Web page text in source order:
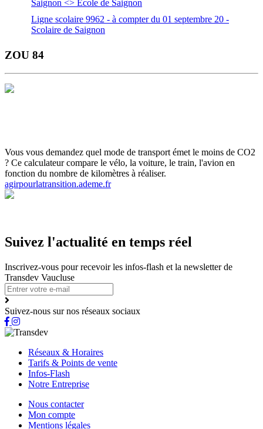
Saignon <> Ecole de Saignon
Ligne scolaire 9962 - à compter du 01 septembre 20 -
Scolaire de Saignon
ZOU 84
Vous vous demandez quel mode de transport émet le moins de CO2
? Ce calculateur compare le vélo, la voiture, le train, l'avion en
fonction du nombre de kilomètres à réaliser.
agirpourlatransition.ademe.fr
Suivez l'actualité en temps réel
Inscrivez-vous pour recevoir les infos-flash et la newsletter de
Transdev Vaucluse
Suivez-nous sur nos réseaux sociaux
Réseaux & Horaires
Tarifs & Points de vente
Infos-Flash
Notre Entreprise
Nous contacter
Mon compte
Mentions légales